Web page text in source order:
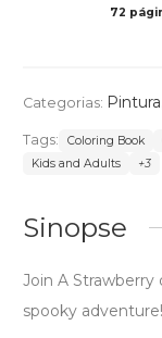
72
Categorias: Pintura
Tags: Coloring Book
Kids and Adults
+3
Sinopse
Join A
spooky adventure!